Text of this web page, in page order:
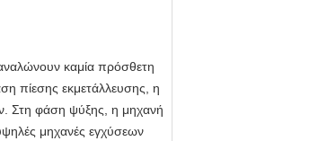
καμία πρόσθετη
πίεσης εκμετάλλευσης, η
Στη φάση ψύξης, η μηχανή
μηχανές εγχύσεων